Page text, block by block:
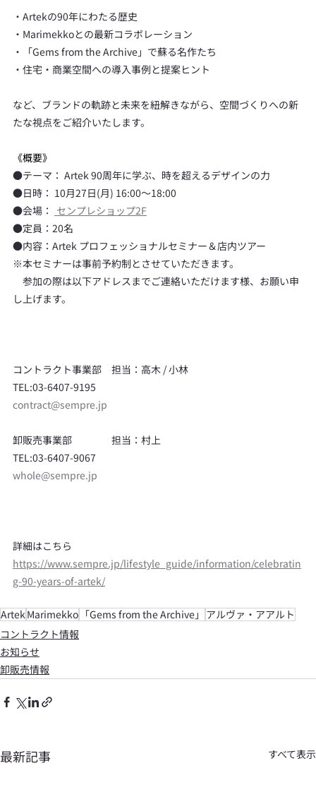
・Artekの90年にわたる歴史
・Marimekkoとの最新コラボレーション
・「Gems from the Archive」で蘇る名作たち
・住宅・商業空間への導入事例と提案ヒント
など、ブランドの軌跡と未来を紐解きながら、空間づくりへの新
たな視点をご紹介いたします。
《概要》
●テーマ： Artek 90周年に学ぶ、時を超えるデザインの力
●日時： 10月27日(月) 16:00～18:00
●会場：
センプレショップ2F
●定員：20名
●内容：Artek プロフェッショナルセミナー＆店内ツアー
※本セミナーは事前予約制とさせていただきます。
参加の際は以下アドレスまでご連絡いただけます様、お願い申
し上げます。
コントラクト事業部　担当：高木 / 小林
TEL:03-6407-9195
contract@sempre.jp
卸販売事業部　　　　担当：村上
TEL:03-6407-9067
whole@sempre.jp
詳細はこちら
https://www.sempre.jp/lifestyle_guide/information/celebratin
g-90-years-of-artek/
Artek Marimekko 「Gems from the Archive」 アルヴァ・アアルト
コントラクト情報
お知らせ
卸販売情報
最新記事 すべて表示